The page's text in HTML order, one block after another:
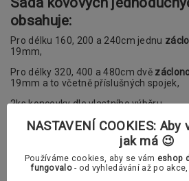
obsahuje:
Pro délku 160, 200 a 240cm jednu
19mm,
Pro délky 320, 400 a 480cm dvě
19mm a to včetně příslušných spojek,
2ks koncovky dle vlastního výběru,
Záclonové kroužky s žabkami na
(vždy 1ks na 10cm garnýže),
Do délky garnýže 240 cm 2ks
větších délek již konzoly 3ks,
NASTAVENÍ COOKIES:
jak má 😉
Používáme cookies, aby se vám eshop
fungovalo- od vyhledávání až po